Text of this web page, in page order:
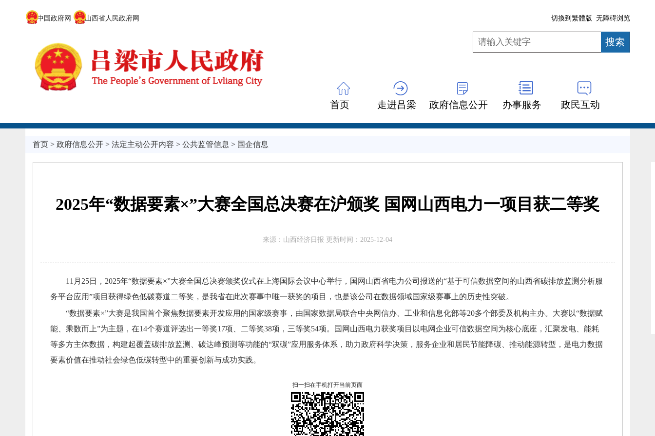
中国政府网 山西省人民政府网 切換到繁體版 无障碍浏览
首页 走进吕梁 政府信息公开 办事服务 政民互动
首页> 政府信息公开> 法定主动公开内容 > 公共监管信息 > 国企信息
2025年“数据要素×”大赛全国总决赛在沪颁奖 国网山西电力一项目获二等奖
来源： 山西经济日报 更新时间： 2025-12-04
11月25日， 2025年“数据要素×”大赛全国总决赛颁奖仪式在上海国际会议中心举行， 国网山西省电力公司报送的“基于可信数据空间的山西省碳排放监测分析服
务平台应用”项目获得绿色低碳赛道二等奖， 是我省在此次赛事中唯一获奖的项目， 也是该公司在数据领域国家级赛事上的历史性突破。
“数据要素×”大赛是我国首个聚焦数据要素开发应用的国家级赛事， 由国家数据局联合中央网信办、 工业和信息化部等20多个部委及机构主办。 大赛以“数据赋
能、 乘数而上”为主题， 在14个赛道评选出一等奖17项、 二等奖38项， 三等奖54项。 国网山西电力获奖项目以电网企业可信数据空间为核心底座， 汇聚发电、 能耗
等多方主体数据， 构建起覆盖碳排放监测、 碳达峰预测等功能的“双碳”应用服务体系， 助力政府科学决策， 服务企业和居民节能降碳、 推动能源转型， 是电力数据
要素价值在推动社会绿色低碳转型中的重要创新与成功实践。
扫一扫在手机打开当前页面